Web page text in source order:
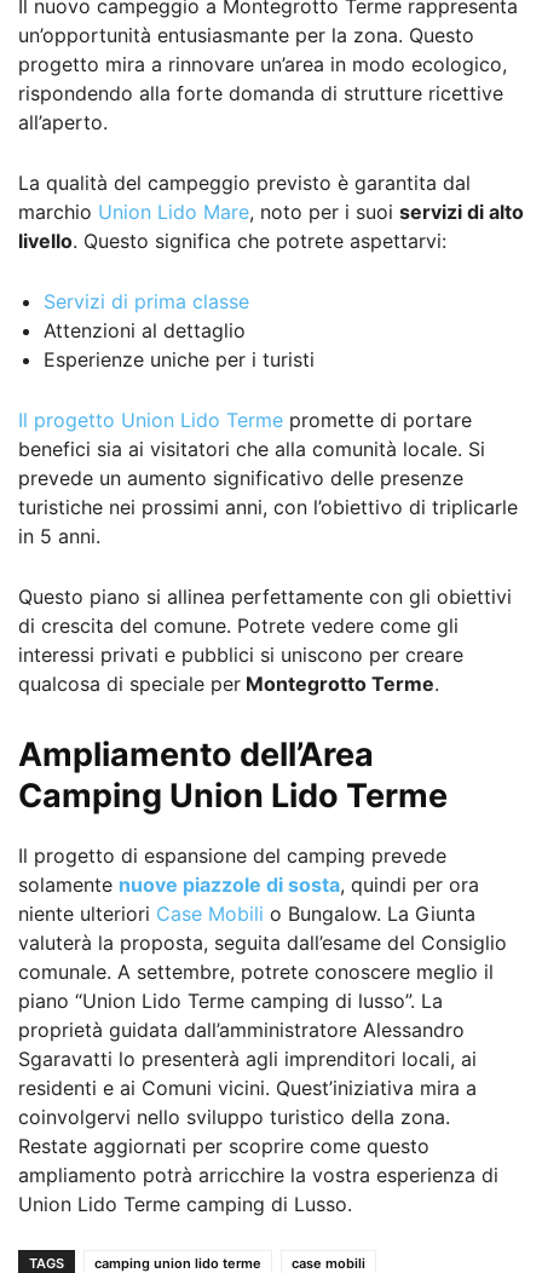
Il nuovo campeggio a Montegrotto Terme rappresenta
un’opportunità entusiasmante per la zona. Questo
progetto mira a rinnovare un’area in modo ecologico,
rispondendo alla forte domanda di strutture ricettive
all’aperto.
La qualità del campeggio previsto è garantita dal
marchio Union Lido Mare, noto per i suoi servizi di alto
livello. Questo significa che potrete aspettarvi:
Servizi di prima classe
Attenzioni al dettaglio
Esperienze uniche per i turisti
Il progetto Union Lido Terme promette di portare
benefici sia ai visitatori che alla comunità locale. Si
prevede un aumento significativo delle presenze
turistiche nei prossimi anni, con l’obiettivo di triplicarle
in 5 anni.
Questo piano si allinea perfettamente con gli obiettivi
di crescita del comune. Potrete vedere come gli
interessi privati e pubblici si uniscono per creare
qualcosa di speciale per Montegrotto Terme.
Ampliamento dell’Area
Camping Union Lido Terme
Il progetto di espansione del camping prevede
solamente nuove piazzole di sosta, quindi per ora
niente ulteriori Case Mobili o Bungalow. La Giunta
valuterà la proposta, seguita dall’esame del Consiglio
comunale. A settembre, potrete conoscere meglio il
piano “Union Lido Terme camping di lusso”. La
proprietà guidata dall’amministratore Alessandro
Sgaravatti lo presenterà agli imprenditori locali, ai
residenti e ai Comuni vicini. Quest’iniziativa mira a
coinvolgervi nello sviluppo turistico della zona.
Restate aggiornati per scoprire come questo
ampliamento potrà arricchire la vostra esperienza di
Union Lido Terme camping di Lusso.
TAGS camping union lido terme
case mobili